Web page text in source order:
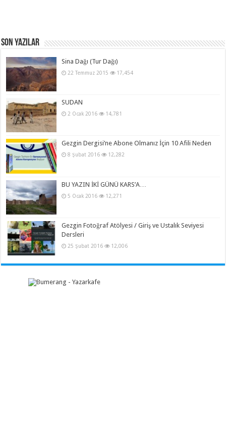
Son Yazılar
Sina Dağı (Tur Dağı)
22 Temmuz 2015 17,454
SUDAN
2 Ocak 2016 14,781
Gezgin Dergisi’ne Abone Olmanız İçin 10 Afili Neden
8 Şubat 2016 12,282
BU YAZIN İKİ GÜNÜ KARS’A…
5 Ocak 2016 12,271
Gezgin Fotoğraf Atölyesi / Giriş ve Ustalık Seviyesi
Dersleri
25 Şubat 2016 12,006